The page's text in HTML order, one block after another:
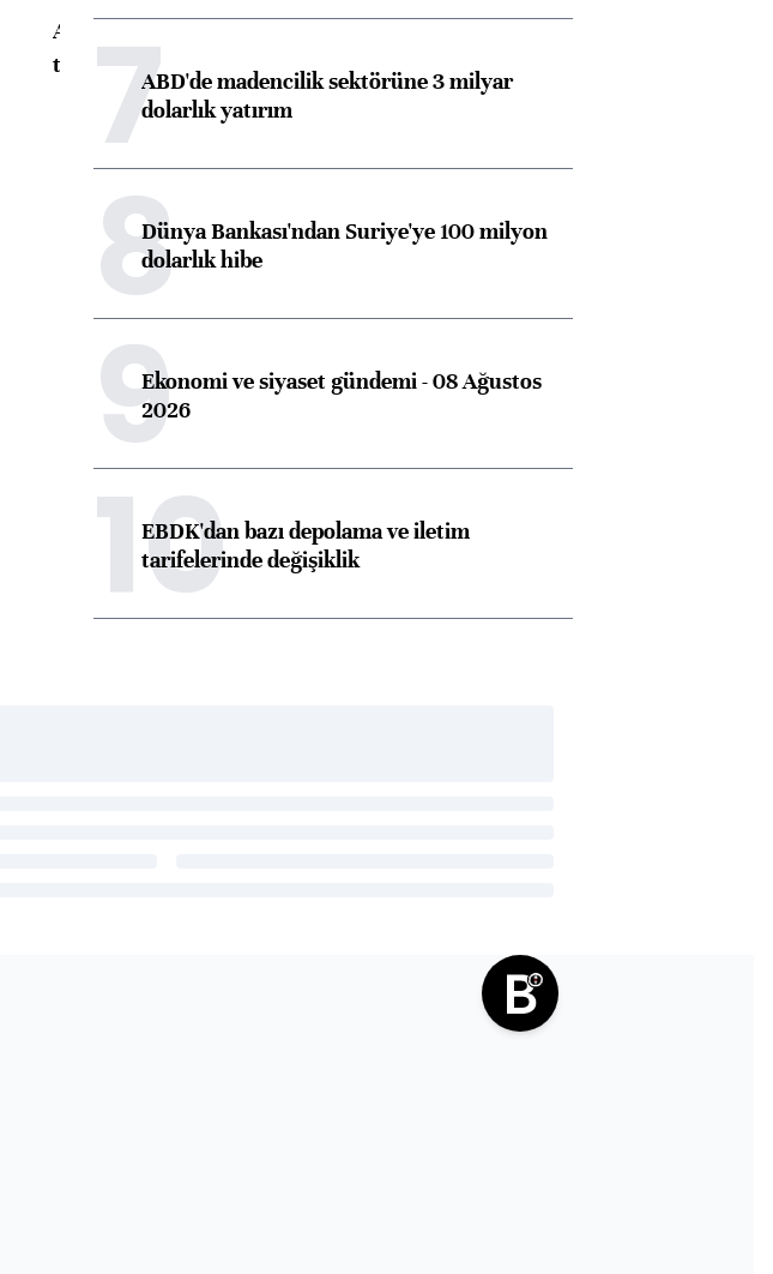
ABD'de konut başlangıçları
toparlandı
7ABD'de madencilik sektörüne 3 milyar
dolarlık yatırım
8Dünya Bankası'ndan Suriye'ye 100 milyon
dolarlık hibe
9Ekonomi ve siyaset gündemi - 08 Ağustos
2026
10
EBDK'dan bazı depolama ve iletim
tarifelerinde değişiklik